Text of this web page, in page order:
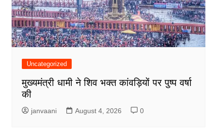
Uncategorized
मुख्यमंत्री धामी ने शिव भक्त कांवड़ियों पर पुष्प वर्षा
की
janvaani August 4, 2026 0